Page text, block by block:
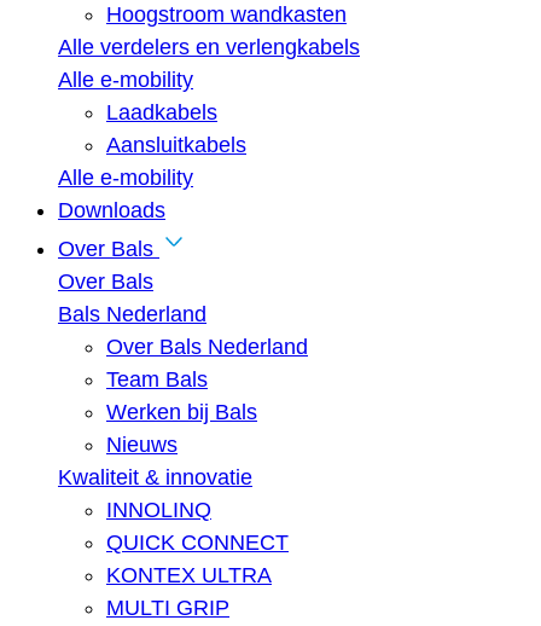
Hoogstroom wandkasten
Alle verdelers en verlengkabels
Alle e-mobility
Laadkabels
Aansluitkabels
Alle e-mobility
Downloads
Over Bals
Over Bals
Bals Nederland
Over Bals Nederland
Team Bals
Werken bij Bals
Nieuws
Kwaliteit & innovatie
INNOLINQ
QUICK CONNECT
KONTEX ULTRA
MULTI GRIP